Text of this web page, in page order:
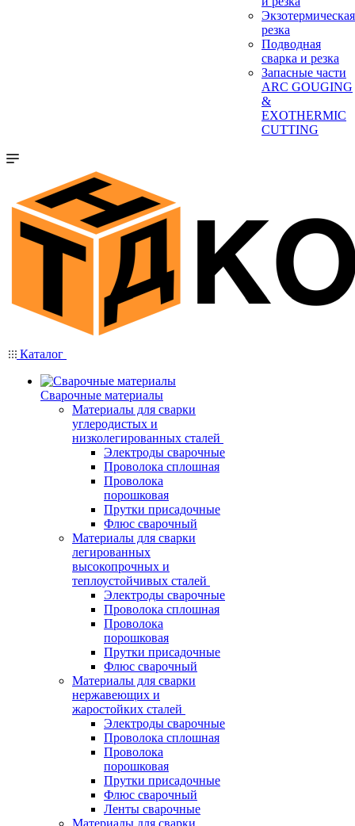
Экзотермическая
резка
Подводная
сварка и резка
Запасные части
ARC GOUGING
&
EXOTHERMIC
CUTTING
Каталог
Сварочные материалы
Материалы для сварки
углеродистых и
низколегированных сталей
Электроды сварочные
Проволока сплошная
Проволока
порошковая
Прутки присадочные
Флюс сварочный
Материалы для сварки
легированных
высокопрочных и
теплоустойчивых сталей
Электроды сварочные
Проволока сплошная
Проволока
порошковая
Прутки присадочные
Флюс сварочный
Материалы для сварки
нержавеющих и
жаростойких сталей
Электроды сварочные
Проволока сплошная
Проволока
порошковая
Прутки присадочные
Флюс сварочный
Ленты сварочные
Материалы для сварки